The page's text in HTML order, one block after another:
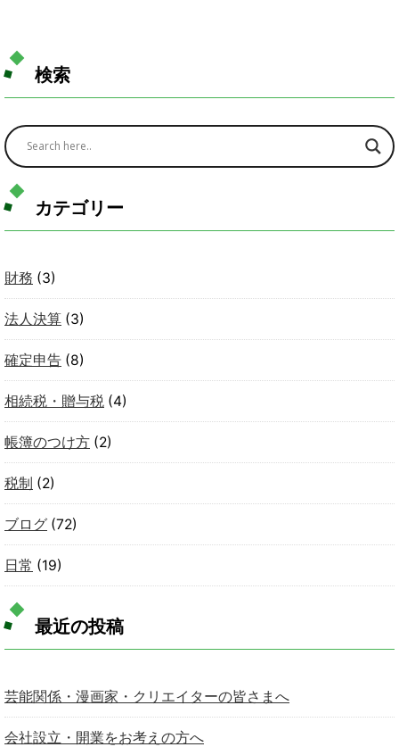
検索
カテゴリー
財務 (3)
法人決算 (3)
確定申告 (8)
相続税・贈与税 (4)
帳簿のつけ方 (2)
税制 (2)
ブログ (72)
日常 (19)
最近の投稿
芸能関係・漫画家・クリエイターの皆さまへ
会社設立・開業をお考えの方へ